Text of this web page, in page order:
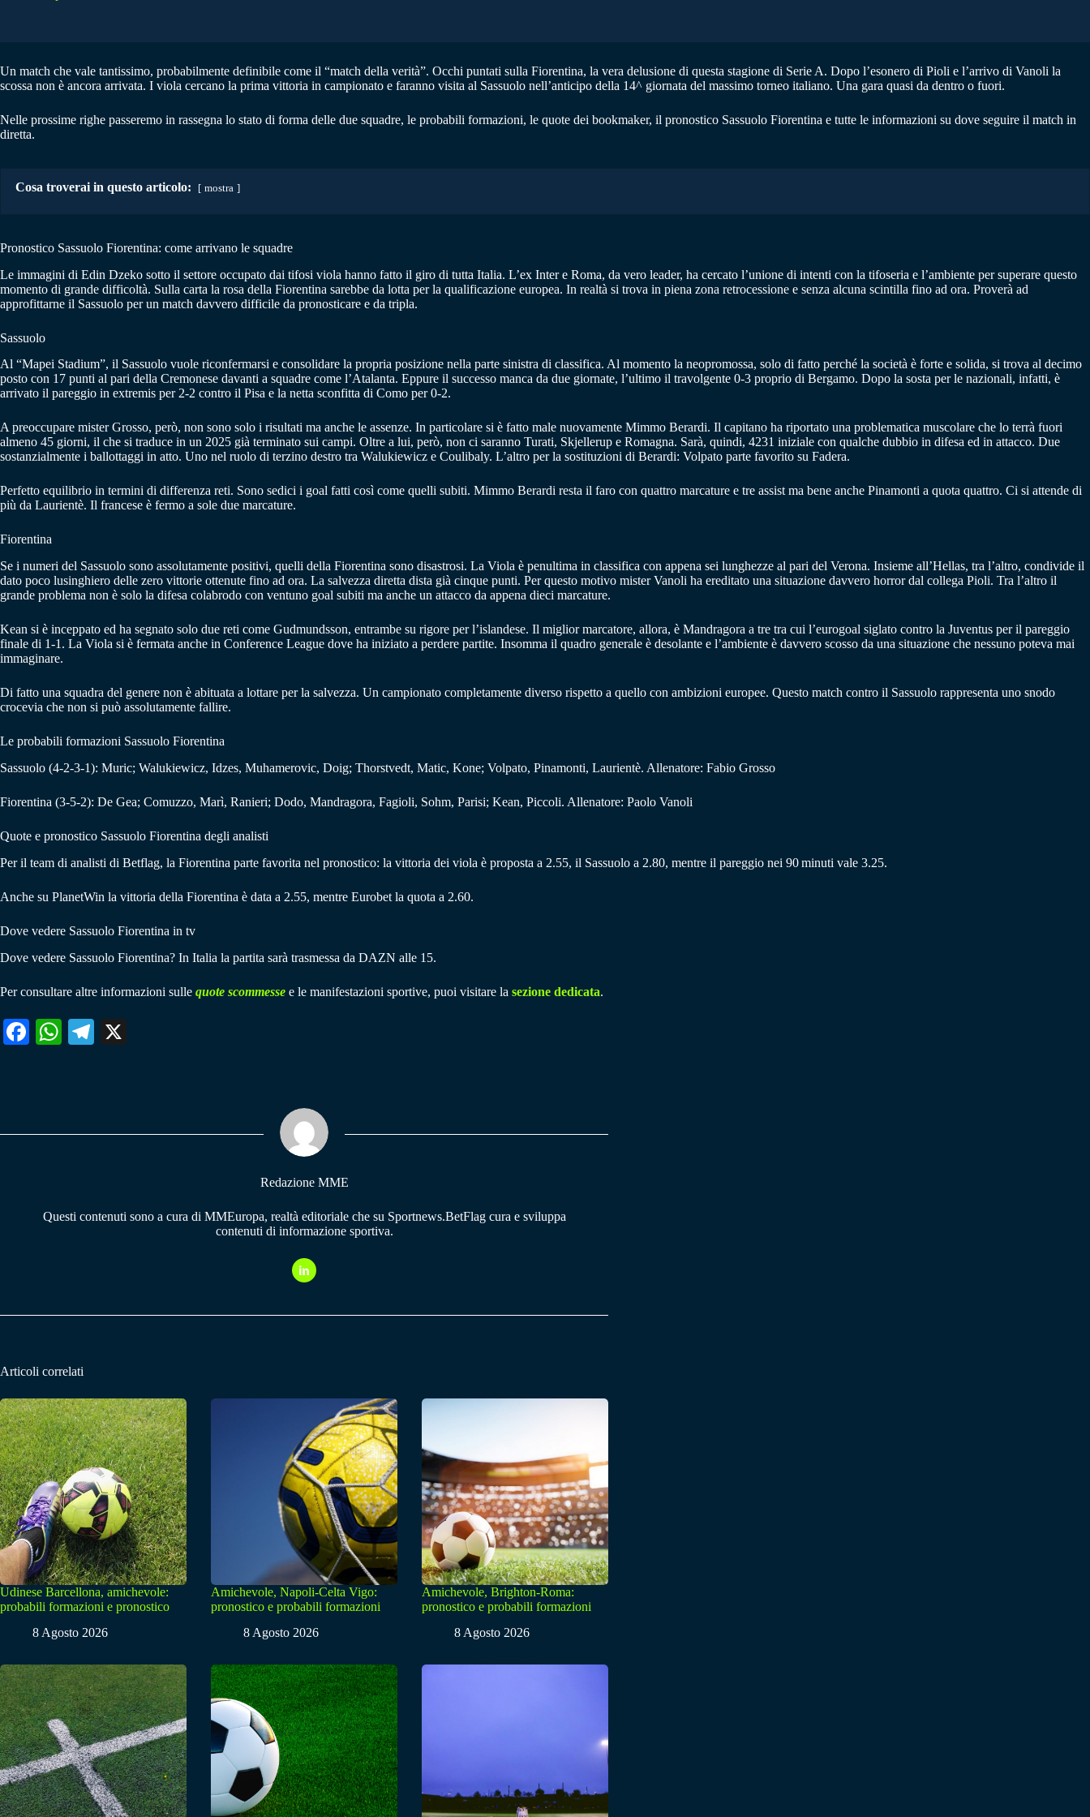
Un match che vale tantissimo, probabilmente definibile come il “match della verità”. Occhi puntati sulla Fiorentina, la vera delusione di questa stagione di Serie A. Dopo l’esonero di Pioli e l’arrivo di Vanoli la
scossa non è ancora arrivata. I viola cercano la prima vittoria in campionato e faranno visita al Sassuolo nell’anticipo della 14^ giornata del massimo torneo italiano. Una gara quasi da dentro o fuori.
Nelle prossime righe passeremo in rassegna lo stato di forma delle due squadre, le probabili formazioni, le quote dei bookmaker, il pronostico Sassuolo Fiorentina e tutte le informazioni su dove seguire il match in
diretta.
Cosa troverai in questo articolo: mostra
Pronostico Sassuolo Fiorentina: come arrivano le squadre
Le immagini di Edin Dzeko sotto il settore occupato dai tifosi viola hanno fatto il giro di tutta Italia. L’ex Inter e Roma, da vero leader, ha cercato l’unione di intenti con la tifoseria e l’ambiente per superare questo
momento di grande difficoltà. Sulla carta la rosa della Fiorentina sarebbe da lotta per la qualificazione europea. In realtà si trova in piena zona retrocessione e senza alcuna scintilla fino ad ora. Proverà ad
approfittarne il Sassuolo per un match davvero difficile da pronosticare e da tripla.
Sassuolo
Al “Mapei Stadium”, il Sassuolo vuole riconfermarsi e consolidare la propria posizione nella parte sinistra di classifica. Al momento la neopromossa, solo di fatto perché la società è forte e solida, si trova al decimo
posto con 17 punti al pari della Cremonese davanti a squadre come l’Atalanta. Eppure il successo manca da due giornate, l’ultimo il travolgente 0-3 proprio di Bergamo. Dopo la sosta per le nazionali, infatti, è
arrivato il pareggio in extremis per 2-2 contro il Pisa e la netta sconfitta di Como per 0-2.
A preoccupare mister Grosso, però, non sono solo i risultati ma anche le assenze. In particolare si è fatto male nuovamente Mimmo Berardi. Il capitano ha riportato una problematica muscolare che lo terrà fuori
almeno 45 giorni, il che si traduce in un 2025 già terminato sui campi. Oltre a lui, però, non ci saranno Turati, Skjellerup e Romagna. Sarà, quindi, 4231 iniziale con qualche dubbio in difesa ed in attacco. Due
sostanzialmente i ballottaggi in atto. Uno nel ruolo di terzino destro tra Walukiewicz e Coulibaly. L’altro per la sostituzioni di Berardi: Volpato parte favorito su Fadera.
Perfetto equilibrio in termini di differenza reti. Sono sedici i goal fatti così come quelli subiti. Mimmo Berardi resta il faro con quattro marcature e tre assist ma bene anche Pinamonti a quota quattro. Ci si attende di
più da Laurientè. Il francese è fermo a sole due marcature.
Fiorentina
Se i numeri del Sassuolo sono assolutamente positivi, quelli della Fiorentina sono disastrosi. La Viola è penultima in classifica con appena sei lunghezze al pari del Verona. Insieme all’Hellas, tra l’altro, condivide il
dato poco lusinghiero delle zero vittorie ottenute fino ad ora. La salvezza diretta dista già cinque punti. Per questo motivo mister Vanoli ha ereditato una situazione davvero horror dal collega Pioli. Tra l’altro il
grande problema non è solo la difesa colabrodo con ventuno goal subiti ma anche un attacco da appena dieci marcature.
Kean si è inceppato ed ha segnato solo due reti come Gudmundsson, entrambe su rigore per l’islandese. Il miglior marcatore, allora, è Mandragora a tre tra cui l’eurogoal siglato contro la Juventus per il pareggio
finale di 1-1. La Viola si è fermata anche in Conference League dove ha iniziato a perdere partite. Insomma il quadro generale è desolante e l’ambiente è davvero scosso da una situazione che nessuno poteva mai
immaginare.
Di fatto una squadra del genere non è abituata a lottare per la salvezza. Un campionato completamente diverso rispetto a quello con ambizioni europee. Questo match contro il Sassuolo rappresenta uno snodo
crocevia che non si può assolutamente fallire.
Le probabili formazioni Sassuolo Fiorentina
Sassuolo (4-2-3-1): Muric; Walukiewicz, Idzes, Muhamerovic, Doig; Thorstvedt, Matic, Kone; Volpato, Pinamonti, Laurientè. Allenatore: Fabio Grosso
Fiorentina (3-5-2): De Gea; Comuzzo, Marì, Ranieri; Dodo, Mandragora, Fagioli, Sohm, Parisi; Kean, Piccoli. Allenatore: Paolo Vanoli
Quote e pronostico Sassuolo Fiorentina degli analisti
Per il team di analisti di Betflag, la Fiorentina parte favorita nel pronostico: la vittoria dei viola è proposta a 2.55, il Sassuolo a 2.80, mentre il pareggio nei 90 minuti vale 3.25.
Anche su PlanetWin la vittoria della Fiorentina è data a 2.55, mentre Eurobet la quota a 2.60.
Dove vedere Sassuolo Fiorentina in tv
Dove vedere Sassuolo Fiorentina? In Italia la partita sarà trasmessa da DAZN alle 15.
Per consultare altre informazioni sulle quote scommesse e le manifestazioni sportive, puoi visitare la sezione dedicata.
Fa W
pp
Te
m
Redazione MME
Questi contenuti sono a cura di MMEuropa, realtà editoriale che su Sportnews.BetFlag cura e sviluppa
contenuti di informazione sportiva.
Articoli correlati
Udinese Barcellona, amichevole:
probabili formazioni e pronostico
8 Agosto 2026
Amichevole, Napoli-Celta Vigo:
pronostico e probabili formazioni
8 Agosto 2026
Amichevole, Brighton-Roma:
pronostico e probabili formazioni
8 Agosto 2026